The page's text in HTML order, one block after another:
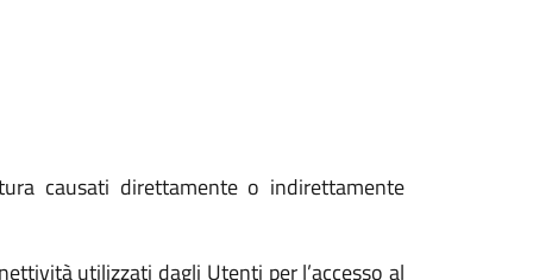
causati direttamente o indirettamente
utilizzati dagli Utenti per l’accesso al